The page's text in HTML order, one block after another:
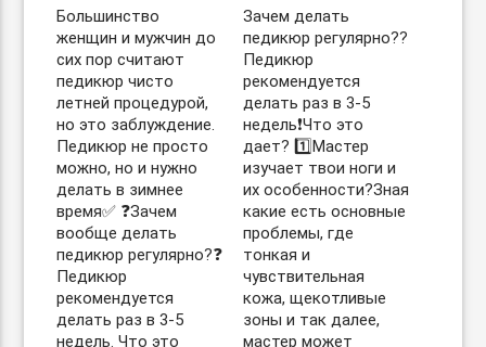
Большинство
женщин и мужчин до
сих пор считают
педикюр чисто
летней процедурой,
но это заблуждение.
Педикюр не просто
можно, но и нужно
делать в зимнее
время✅ ❓Зачем
вообще делать
педикюр регулярно?❓
Педикюр
рекомендуется
делать раз в 3-5
недель. Что это
Зачем делать
педикюр регулярно??
Педикюр
рекомендуется
делать раз в 3-5
недель❗️Что это
дает? 1️⃣Мастер
изучает твои ноги и
их особенности?Зная
какие есть основные
проблемы, где
тонкая и
чувствительная
кожа, щекотливые
зоны и так далее,
мастер может